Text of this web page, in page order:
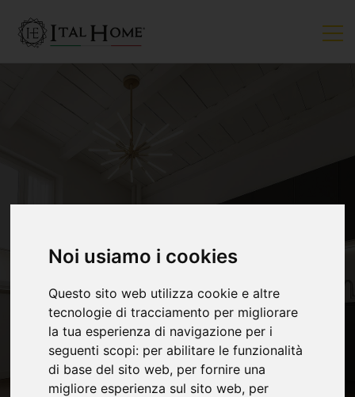
Noi usiamo i cookies
Questo sito web utilizza cookie e altre
tecnologie di tracciamento per migliorare
la tua esperienza di navigazione per i
seguenti scopi: per abilitare le funzionalità
di base del sito web, per fornire una
migliore esperienza sul sito web, per
VENDUTO